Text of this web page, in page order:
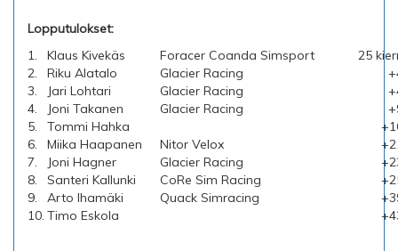
Lopputulokset:
1.
Klaus Kivekäs Foracer Coanda Simsport
25
2.
Riku Alatalo Glacier Racing
3.
Jari Lohtari Glacier Racing
4.
Joni Takanen Glacier Racing
5.
Tommi Hahka
6.
Miika Haapanen Nitor Velox
7.
Joni Hagner Glacier Racing
8.
Santeri Kallunki CoRe Sim Racing
9.
Arto Ihamäki Quack Simracing
10. Timo Eskola